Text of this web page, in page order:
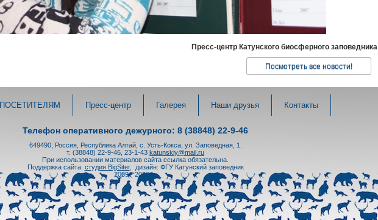
Пресс-центр Катунского биосферного заповедника
Посмотреть все новости!
ПОСЕТИТЕЛЯМ Пресс-центр Галерея Наши друзья Контакты
Телефон оперативного дежурного: 8 (38848) 22-9-46
649490, Россия, Республика Алтай, с. Усть-Кокса, ул. Заповедная, 1.
т. (38848) 22-9-46, 23-1-43 katunskiy@mail.ru
При использовании материалов сайта ссылка обязательна.
Поддержка сайта: студия BigSiter,
дизайн: ФГУ Катунский заповедник
2009 - 2026 гг.